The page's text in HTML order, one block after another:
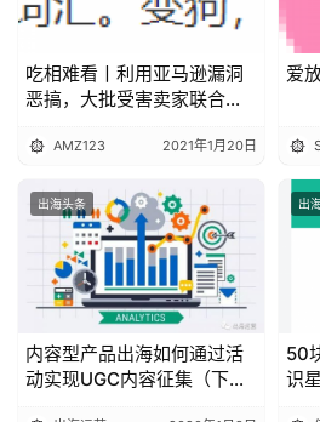
吃相难看丨利用亚马逊漏洞
恶搞，大批受害卖家联合发
AMZ123 2021年1月20日
爱
出海头条
内容型产品出海如何通过活
动实现UGC内容征集（下
出
50
识